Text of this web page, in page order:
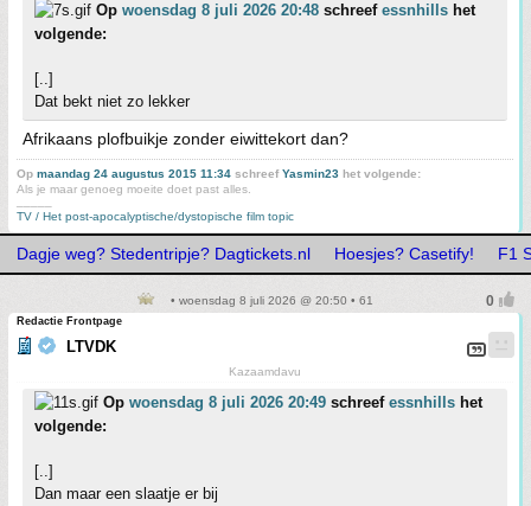
Op woensdag 8 juli 2026 20:48 schreef essnhills het
volgende:
[..]
Dat bekt niet zo lekker
Afrikaans plofbuikje zonder eiwittekort dan?
Op maandag 24 augustus 2015 11:34 schreefYasmin23 het volgende:
Als je maar genoeg moeite doet past alles.
TV / Het post-apocalyptische/dystopische film topic
Dagje weg? Stedentripje? Dagtickets.nl Hoesjes? Casetify! F1
• woensdag 8 juli 2026 @ 20:50 • 61
Redactie Frontpage
LTVDK
Kazaamdavu
Op woensdag 8 juli 2026 20:49 schreef essnhills het
volgende:
[..]
Dan maar een slaatje er bij